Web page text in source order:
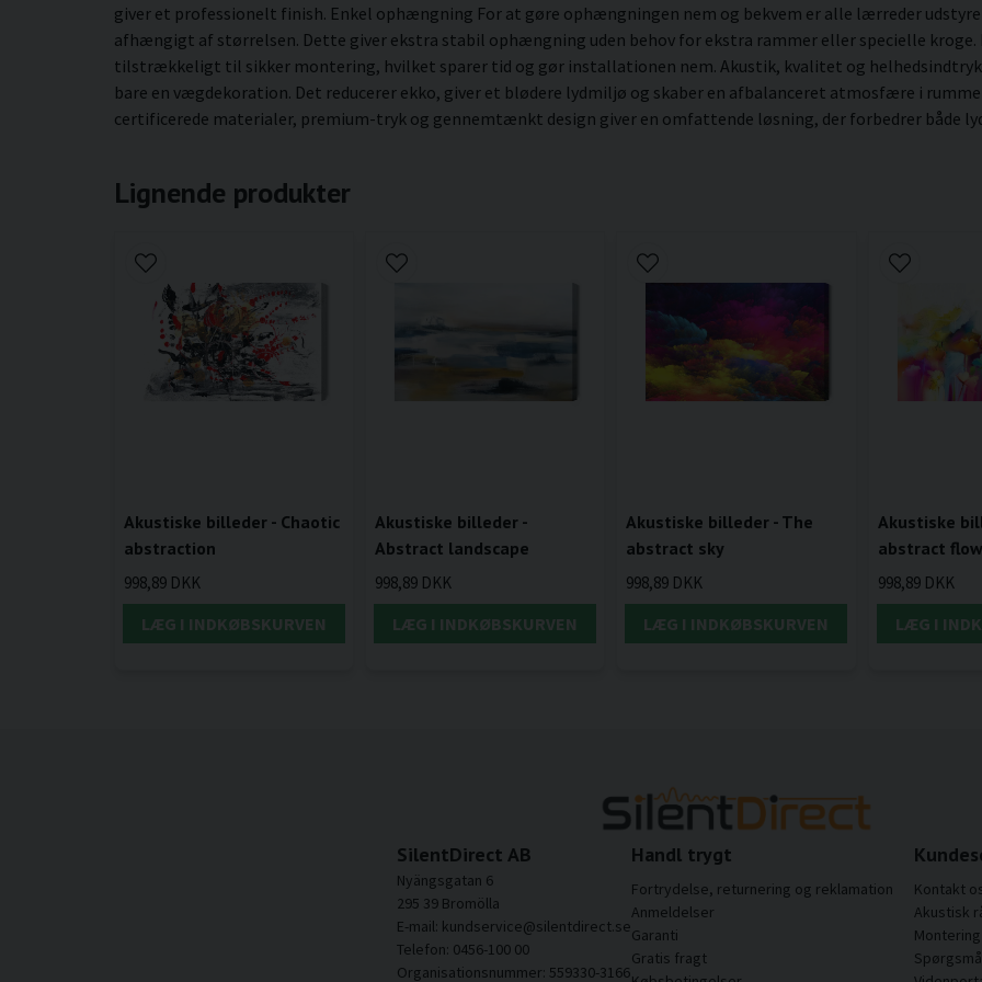
giver et professionelt finish. Enkel ophængning For at gøre ophængningen nem og bekvem er alle lærreder
afhængigt af størrelsen. Dette giver ekstra stabil ophængning uden behov for ekstra rammer eller specielle
tilstrækkeligt til sikker montering, hvilket sparer tid og gør installationen nem. Akustik, kvalitet og helhedsindtryk
bare en vægdekoration. Det reducerer ekko, giver et blødere lydmiljø og skaber en afbalanceret atmosfære i
certificerede materialer, premium-tryk og gennemtænkt design giver en omfattende løsning, der forbedrer både
Lignende produkter
Akustiske billeder - Chaotic
abstraction
998,89 DKK
LÆG I INDKØBSKURVEN
Akustiske billeder -
Abstract landscape
998,89 DKK
LÆG I INDKØBSKURVEN
Akustiske billeder - The
abstract sky
998,89 DKK
LÆG I INDKØBSKURVEN
Akustiske
abstract
998,89 DKK
LÆG I
SilentDirect AB
Nyängsgatan 6
295 39 Bromölla
E-mail: kundservice@silentdirect.se
Telefon: 0456-100 00
Organisationsnummer: 559330-3166
Handl trygt
Fortrydelse, returnering og reklamation
Anmeldelser
Garanti
Gratis fragt
Kontakt
Akustisk